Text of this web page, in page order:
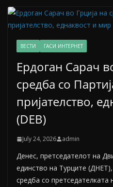
ВЕСТИ ГАСИ ИНТЕРНЕТ
Ердоган Сарач
средба со
пријателство,
(DEB)
July 24, 2026 admin
Денес, претседателот на
единство на Турците
средба со претседателката